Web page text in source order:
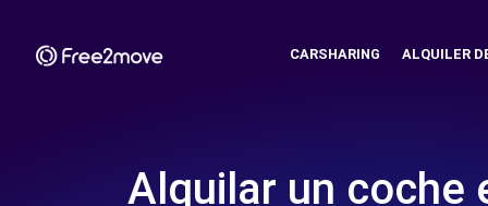
CARSHARING ALQUILER
Alquilar un coche